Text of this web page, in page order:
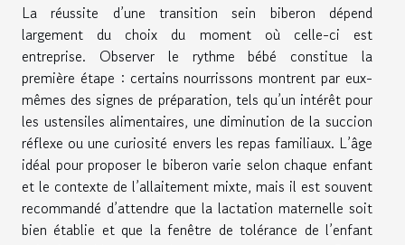
La réussite d’une transition sein biberon dépend
largement du choix du moment où celle-ci est
entreprise. Observer le rythme bébé constitue la
première étape : certains nourrissons montrent par eux-
mêmes des signes de préparation, tels qu’un intérêt pour
les ustensiles alimentaires, une diminution de la succion
réflexe ou une curiosité envers les repas familiaux. L’âge
idéal pour proposer le biberon varie selon chaque enfant
et le contexte de l’allaitement mixte, mais il est souvent
recommandé d’attendre que la lactation maternelle soit
bien établie et que la fenêtre de tolérance de l’enfant